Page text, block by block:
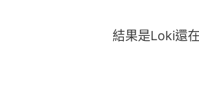
結果是Loki還